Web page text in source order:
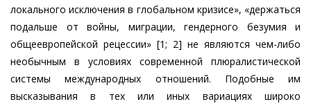
локального исключения в глобальном кризисе», «держаться
подальше от войны, миграции, гендерного безумия и
общеевропейской рецессии» [1; 2] не являются чем-либо
необычным в условиях современной плюралистической
системы международных отношений. Подобные им
высказывания в тех или иных вариациях широко